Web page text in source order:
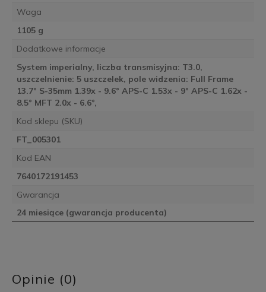
Waga
1105 g
Dodatkowe informacje
System imperialny, liczba transmisyjna: T3.0,
uszczelnienie: 5 uszczelek, pole widzenia: Full Frame
13.7° S-35mm 1.39x - 9.6° APS-C 1.53x - 9° APS-C 1.62x -
8.5° MFT 2.0x - 6.6°,
Kod sklepu (SKU)
FT_005301
Kod EAN
7640172191453
Gwarancja
24 miesiące (gwarancja producenta)
Opinie (0)